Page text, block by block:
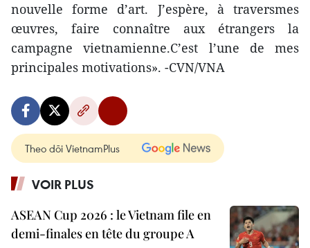
nouvelle forme d’art. J’espère, à traversmes
œuvres, faire connaître aux étrangers la
campagne vietnamienne.C’est l’une de mes
principales motivations». -CVN/VNA
Theo dõi VietnamPlus
VOIR PLUS
ASEAN Cup 2026 : le Vietnam file en
demi-finales en tête du groupe A